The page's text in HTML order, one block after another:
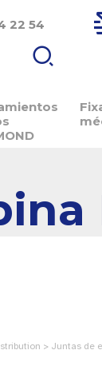
22 54
> Juntas de